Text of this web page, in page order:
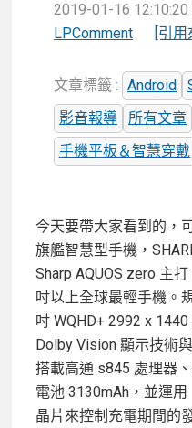
2019-01-16 12:10:20
LPComment
[引用
文章標籤 : Android
影音報導
所有文章
手機平板＆智慧穿戴
今天要帶大家看到的，
旗艦智慧型手機，
Sharp AQUOS zero 主
吋以上全球最輕手機。
吋 WQHD+ 2992 x
Dolby Vision 顯示技術
搭載高通 s845 處理器、
電池 3130mAh，並運
晶片來控制充電期間的